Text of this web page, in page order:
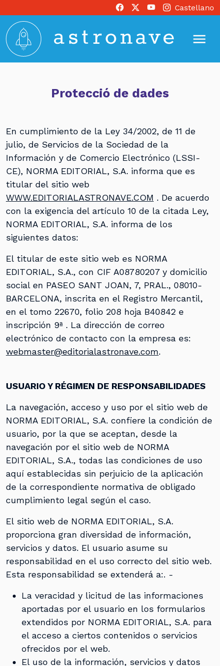
Castellano
Protecció de dades
En cumplimiento de la Ley 34/2002, de 11 de
julio, de Servicios de la Sociedad de la
Información y de Comercio Electrónico (LSSI-
CE), NORMA EDITORIAL, S.A. informa que es
titular del sitio web
WWW.EDITORIALASTRONAVE.COM . De acuerdo
con la exigencia del artículo 10 de la citada Ley,
NORMA EDITORIAL, S.A. informa de los
siguientes datos:
El titular de este sitio web es NORMA
EDITORIAL, S.A., con CIF A08780207 y domicilio
social en PASEO SANT JOAN, 7, PRAL., 08010-
BARCELONA, inscrita en el Registro Mercantil,
en el tomo 22670, folio 208 hoja B40842 e
inscripción 9ª . La dirección de correo
electrónico de contacto con la empresa es:
webmaster@editorialastronave.com.
USUARIO Y RÉGIMEN DE RESPONSABILIDADES
La navegación, acceso y uso por el sitio web de
NORMA EDITORIAL, S.A. confiere la condición de
usuario, por la que se aceptan, desde la
navegación por el sitio web de NORMA
EDITORIAL, S.A., todas las condiciones de uso
aquí establecidas sin perjuicio de la aplicación
de la correspondiente normativa de obligado
cumplimiento legal según el caso.
El sitio web de NORMA EDITORIAL, S.A.
proporciona gran diversidad de información,
servicios y datos. El usuario asume su
responsabilidad en el uso correcto del sitio web.
Esta responsabilidad se extenderá a:. -
La veracidad y licitud de las informaciones
aportadas por el usuario en los formularios
extendidos por NORMA EDITORIAL, S.A. para
el acceso a ciertos contenidos o servicios
ofrecidos por el web.
El uso de la información, servicios y datos